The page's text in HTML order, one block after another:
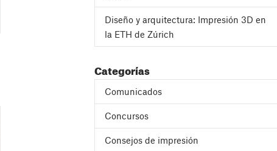
Diseño y arquitectura: Impresión 3D en
la ETH de Zúrich
Categorías
Comunicados
Concursos
Consejos de impresión